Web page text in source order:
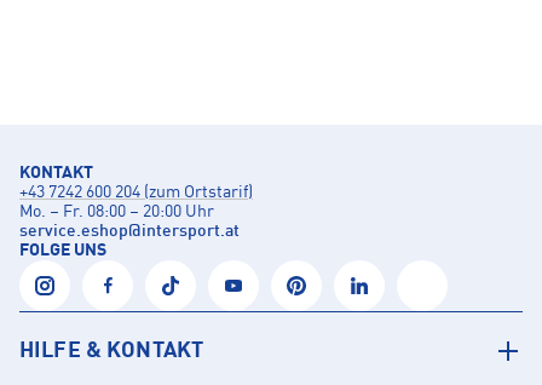
KONTAKT
+43 7242 600 204 (zum Ortstarif)
Mo. – Fr. 08:00 – 20:00 Uhr
service.eshop@intersport.at
FOLGE UNS
HILFE & KONTAKT